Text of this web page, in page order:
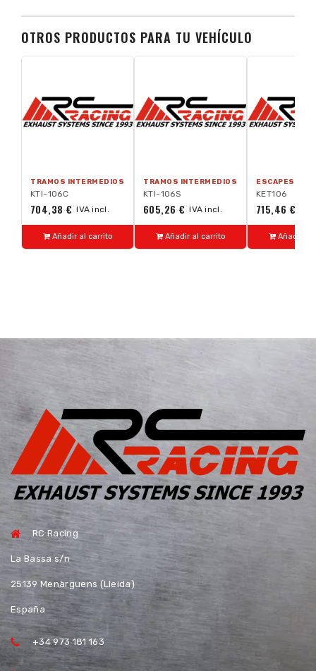
OTROS PRODUCTOS PARA TU VEHÍCULO
TRAMOS INTERMEDIOS
KTI-106C
704,38 € IVA incl.
Añadir al carrito
TRAMOS INTERMEDIOS
KTI-106S
605,26 € IVA incl.
Añadir al carrito
ESCAPES
KET106
715,46 €
Añadir al
RC Racing
La Bassa s/n
25139 Menàrguens (Lleida)
España
+34 973 181 163